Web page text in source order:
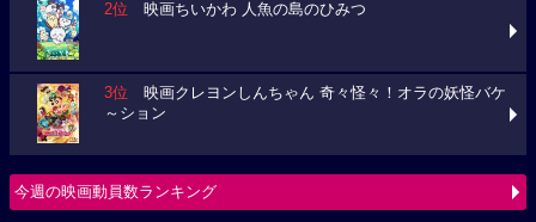
2位 映画ちいかわ 人魚の島のひみつ
3位 映画クレヨンしんちゃん 奇々怪々！オラの妖怪バケ
～ション
今週の映画動員数ランキング